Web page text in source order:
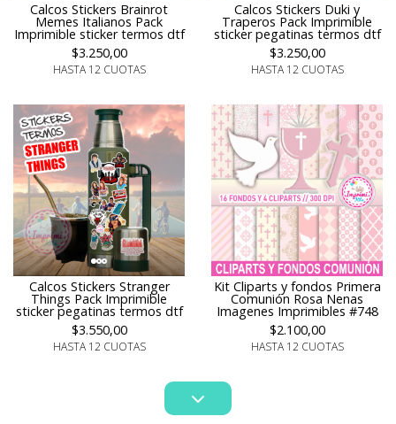
Calcos Stickers Brainrot
Memes Italianos Pack
Imprimible sticker termos dtf
$3.250,00
HASTA 12 CUOTAS
Calcos Stickers Duki y
Traperos Pack Imprimible
sticker pegatinas termos dtf
$3.250,00
HASTA 12 CUOTAS
Calcos Stickers Stranger
Things Pack Imprimible
sticker pegatinas termos dtf
$3.550,00
HASTA 12 CUOTAS
Kit Cliparts y fondos Primera
Comunión Rosa Nenas
Imagenes Imprimibles #748
$2.100,00
HASTA 12 CUOTAS